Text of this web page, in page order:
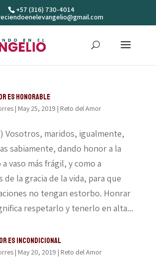
+57 (316) 730-4014
es honorable
| May 25, 2019 | Reto del Amor
Vosotros, maridos, igualmente,
sabiamente, dando honor a la
vaso más frágil, y como a
de la gracia de la vida, para que
no tengan estorbo. Honrar
respetarlo y tenerlo en alta...
es incondicional
| May 20, 2019 | Reto del Amor